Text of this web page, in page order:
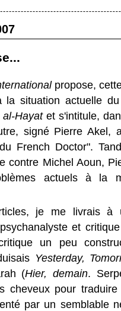
propose,
la situation actuelle
al-Hayatet s'intitule,
signé Pierre
French Doctor".
contre Michel Aoun,
actuels à la
je me livrais à
et
un peu
Yesterday,
(Hier, demain.
cheveux pour
par un semblable